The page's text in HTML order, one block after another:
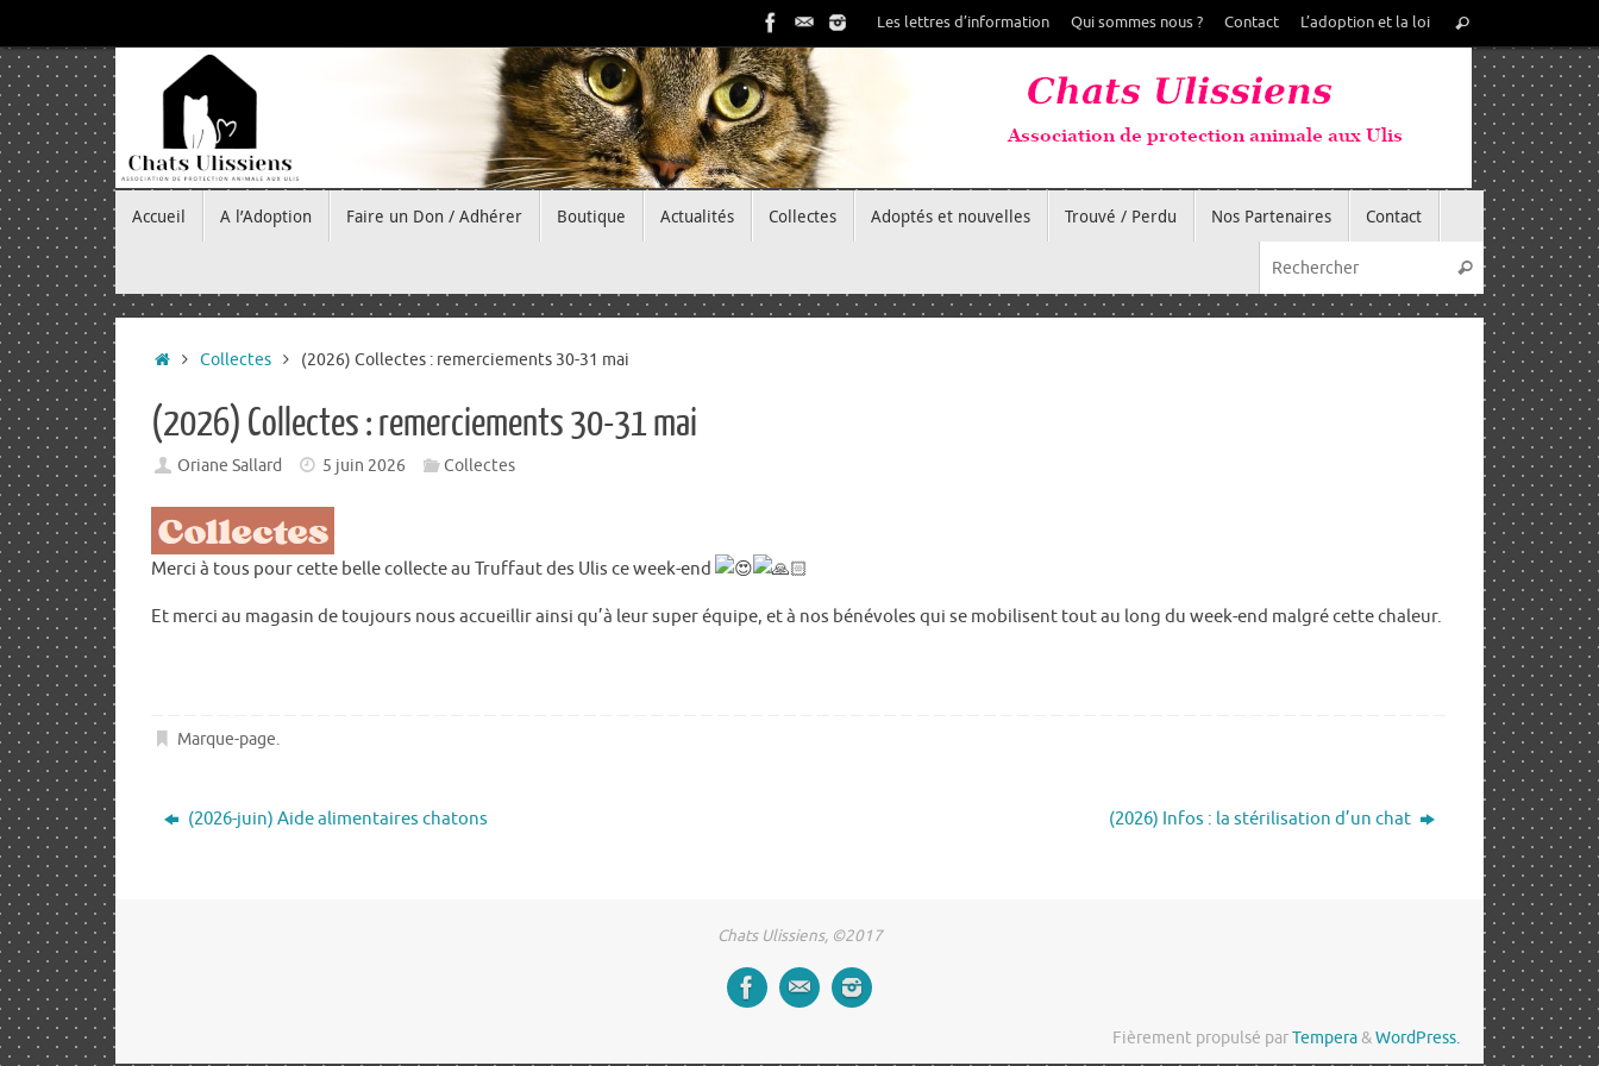
au
contenu
Les lettres d’information Qui sommes nous ? Contact L’adoption et la loi
pour
Rechercher
au
contenu
Accueil A l’Adoption Faire un Don / Adhérer Boutique Actualités Collectes Adoptés et nouvelles Trouvé / Perdu Nos Partenaires
Contact
Recherche
Rechercher
Accueil
Collectes (2026) Collectes : remerciements 30-31 mai
(2026) Collectes : remerciements 30-31 mai
Oriane Sallard 5 juin 2026 Collectes
Merci à tous pour cette belle collecte au Truffaut des Ulis ce week-end
Et merci au magasin de toujours nous accueillir ainsi qu’à leur super équipe, et à nos bénévoles qui se mobilisent tout au long du week-end malgré cette chaleur.
Marque-page.
(2026-juin) Aide alimentaires chatons (2026) Infos : la stérilisation d’un chat
Chats Ulissiens, ©2017
Fièrement propulsé parTempera&WordPress.